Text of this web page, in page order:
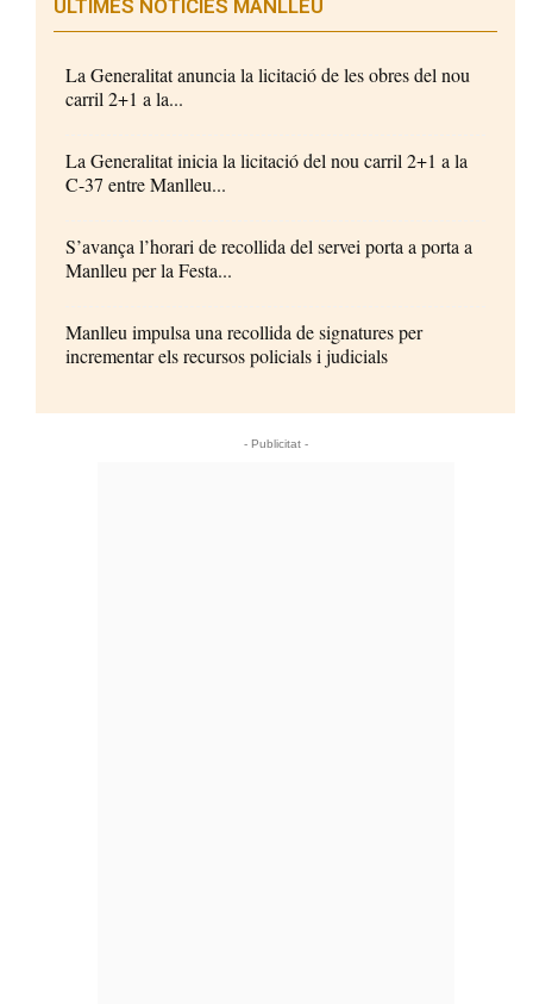
ÚLTIMES NOTÍCIES MANLLEU
La Generalitat anuncia la licitació de les obres del nou
carril 2+1 a la...
La Generalitat inicia la licitació del nou carril 2+1 a la
C-37 entre Manlleu...
S’avança l’horari de recollida del servei porta a porta a
Manlleu per la Festa...
Manlleu impulsa una recollida de signatures per
incrementar els recursos policials i judicials
- Publicitat -